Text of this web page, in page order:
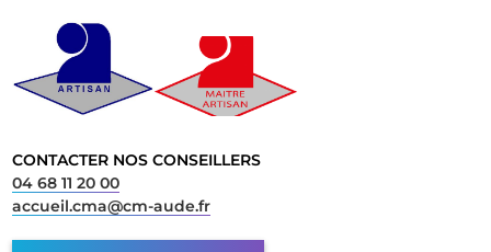
CONTACTER NOS CONSEILLERS
04 68 11 20 00
accueil.cma@cm-aude.fr